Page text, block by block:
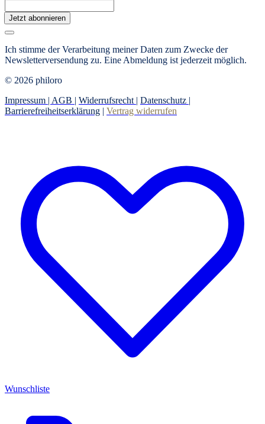
Jetzt abonnieren
Ich stimme der Verarbeitung meiner Daten zum Zwecke der
Newsletterversendung zu. Eine Abmeldung ist jederzeit möglich.
© 2026 philoro
Impressum | AGB | Widerrufsrecht | Datenschutz |
Barrierefreiheitserklärung | Vertrag widerrufen
Wunschliste